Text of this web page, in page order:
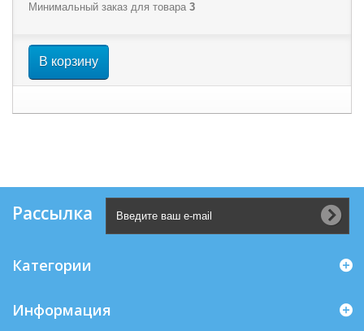
Минимальный заказ для товара 3
В корзину
Рассылка
Категории
Информация